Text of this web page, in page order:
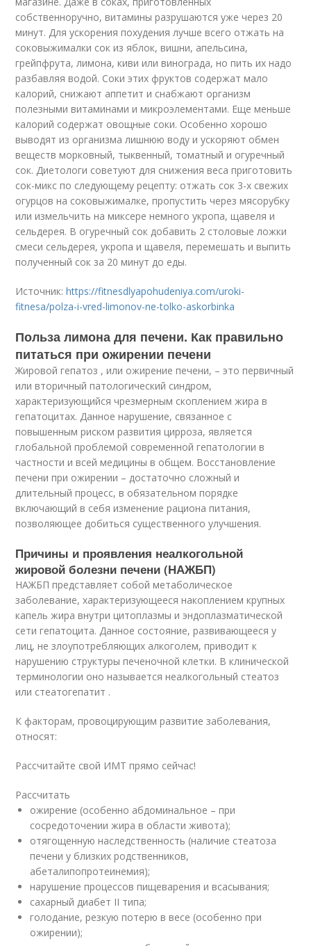
собственноручно, витамины разрушаются уже через 20
минут. Для ускорения похудения лучше всего отжать на
соковыжималки сок из яблок, вишни, апельсина,
грейпфрута, лимона, киви или винограда, но пить их надо
разбавляя водой. Соки этих фруктов содержат мало
калорий, снижают аппетит и снабжают организм
полезными витаминами и микроэлементами. Еще меньше
калорий содержат овощные соки. Особенно хорошо
выводят из организма лишнюю воду и ускоряют обмен
веществ морковный, тыквенный, томатный и огуречный
сок. Диетологи советуют для снижения веса приготовить
сок-микс по следующему рецепту: отжать сок 3-х свежих
огурцов на соковыжималке, пропустить через мясорубку
или измельчить на миксере немного укропа, щавеля и
сельдерея. В огуречный сок добавить 2 столовые ложки
смеси сельдерея, укропа и щавеля, перемешать и выпить
полученный сок за 20 минут до еды.
Источник:https://fitnesdlyapohudeniya.com/uroki-
fitnesa/polza-i-vred-limonov-ne-tolko-askorbinka
Польза лимона для печени. Как правильно
питаться при ожирении печени
Жировой гепатоз , или ожирение печени, – это первичный
или вторичный патологический синдром,
характеризующийся чрезмерным скоплением жира в
гепатоцитах. Данное нарушение, связанное с
повышенным риском развития цирроза, является
глобальной проблемой современной гепатологии в
частности и всей медицины в общем. Восстановление
печени при ожирении – достаточно сложный и
длительный процесс, в обязательном порядке
включающий в себя изменение рациона питания,
позволяющее добиться существенного улучшения.
Причины и проявления неалкогольной
жировой болезни печени (НАЖБП)
НАЖБП представляет собой метаболическое
заболевание, характеризующееся накоплением крупных
капель жира внутри цитоплазмы и эндоплазматической
сети гепатоцита. Данное состояние, развивающееся у
лиц, не злоупотребляющих алкоголем, приводит к
нарушению структуры печеночной клетки. В клинической
терминологии оно называется неалкогольный стеатоз
или стеатогепатит .
К факторам, провоцирующим развитие заболевания,
относят:
Рассчитайте свой ИМТ прямо сейчас!
Рассчитать
ожирение (особенно абдоминальное – при
сосредоточении жира в области живота);
отягощенную наследственность (наличие стеатоза
печени у близких родственников,
абеталипопротеинемия);
нарушение процессов пищеварения и всасывания;
сахарный диабет II типа;
голодание, резкую потерю в весе (особенно при
ожирении);